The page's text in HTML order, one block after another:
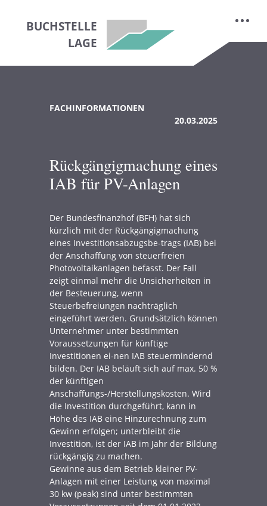
BUCHSTELLE
LAGE
FACHINFORMATIONEN
20.03.2025
Rückgängigmachung eines
IAB für PV-Anlagen
Der Bundesfinanzhof (BFH) hat sich
kürzlich mit der Rückgängigmachung
eines Investitionsabzugsbe-trags (IAB) bei
der Anschaffung von steuerfreien
Photovoltaikanlagen befasst. Der Fall
zeigt einmal mehr die Unsicherheiten in
der Besteuerung, wenn
Steuerbefreiungen nachträglich
eingeführt werden. Grundsätzlich können
Unternehmer unter bestimmten
Voraussetzungen für künftige
Investitionen ei-nen IAB steuermindernd
bilden. Der IAB beläuft sich auf max. 50 %
der künftigen
Anschaffungs-/Herstellungskosten. Wird
die Investition durchgeführt, kann in
Höhe des IAB eine Hinzurechnung zum
Gewinn erfolgen; unterbleibt die
Investition, ist der IAB im Jahr der Bildung
rückgängig zu machen.
Gewinne aus dem Betrieb kleiner PV-
Anlagen mit einer Leistung von maximal
30 kw (peak) sind unter bestimmten